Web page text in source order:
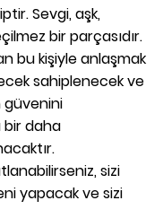
Sevgi, aşk,
bir parçasıdır.
bu kişiyle anlaşmak
sahiplenecek ve
güvenini
bir daha
sizi
yapacak ve sizi